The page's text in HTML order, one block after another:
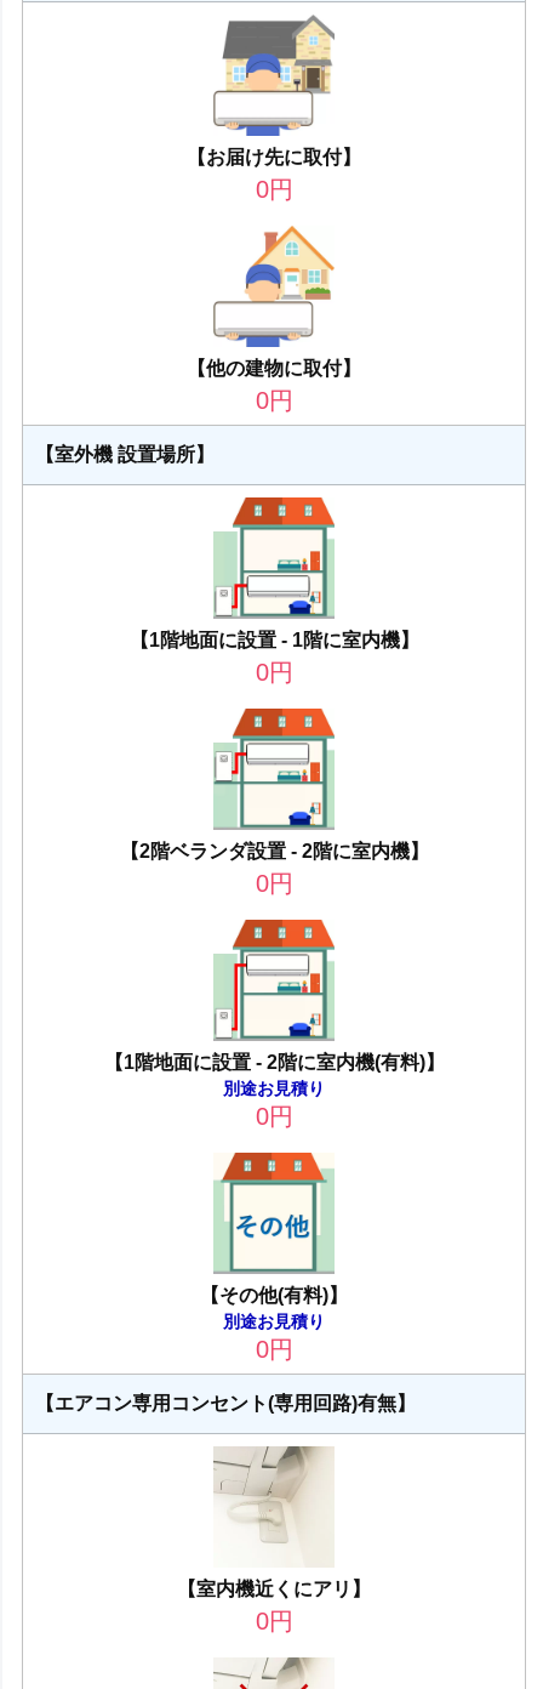
【お届け先に取付】
0円
【他の建物に取付】
0円
【室外機 設置場所】
【1階地面に設置 - 1階に室内機】
0円
【2階ベランダ設置 - 2階に室内機】
0円
【1階地面に設置 - 2階に室内機(有料)】
別途お見積り
0円
【その他(有料)】
別途お見積り
0円
【エアコン専用コンセント(専用回路)有無】
【室内機近くにアリ】
0円